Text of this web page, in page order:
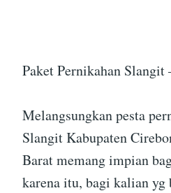
Paket Pernikahan Slangit
Melangsungkan pesta
Slangit Kabupaten
Barat memang impian
karena itu, bagi kalian yg